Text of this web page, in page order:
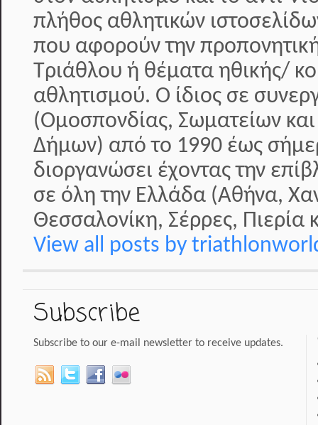
πλήθος αθλητικών
που αφορούν την
Τριάθλου ή θέματα ηθικής/
αθλητισμού. Ο ίδιος σε
(Ομοσπονδίας, Σωματείων
Δήμων) από το 1990 έως
διοργανώσει έχοντας την
σε όλη την Ελλάδα (Αθήνα,
Θεσσαλονίκη, Σέρρες, Πιερία
View all posts by
Subscribe
Subscribe to our e-mail newsletter to receive updates.